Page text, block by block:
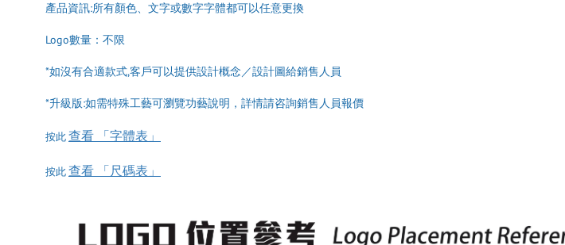
產品資訊:所有顏色、文字或數字字體都可以任意更換
Logo數量：不限
*如沒有合適款式,客戶可以提供設計概念／設計圖給銷售人員
*升級版:如需特殊工藝可瀏覽功藝說明，詳情請咨詢銷售人員報價
按此查看 「字體表」
按此查看 「尺碼表」